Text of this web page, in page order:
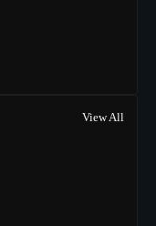
View All